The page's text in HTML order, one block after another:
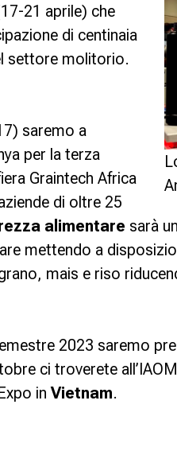
21 aprile) che
di centinaia
settore molitorio.
saremo a
per la terza
Graintech Africa
di oltre 25
alimentare sarà
mettendo a
mais e riso
2023 saremo
ci troverete
inVietnam.